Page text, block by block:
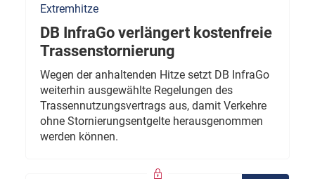
Extremhitze
DB InfraGo verlängert kostenfreie
Trassenstornierung
Wegen der anhaltenden Hitze setzt DB InfraGo
weiterhin ausgewählte Regelungen des
Trassennutzungsvertrags aus, damit Verkehre
ohne Stornierungsentgelte herausgenommen
werden können.